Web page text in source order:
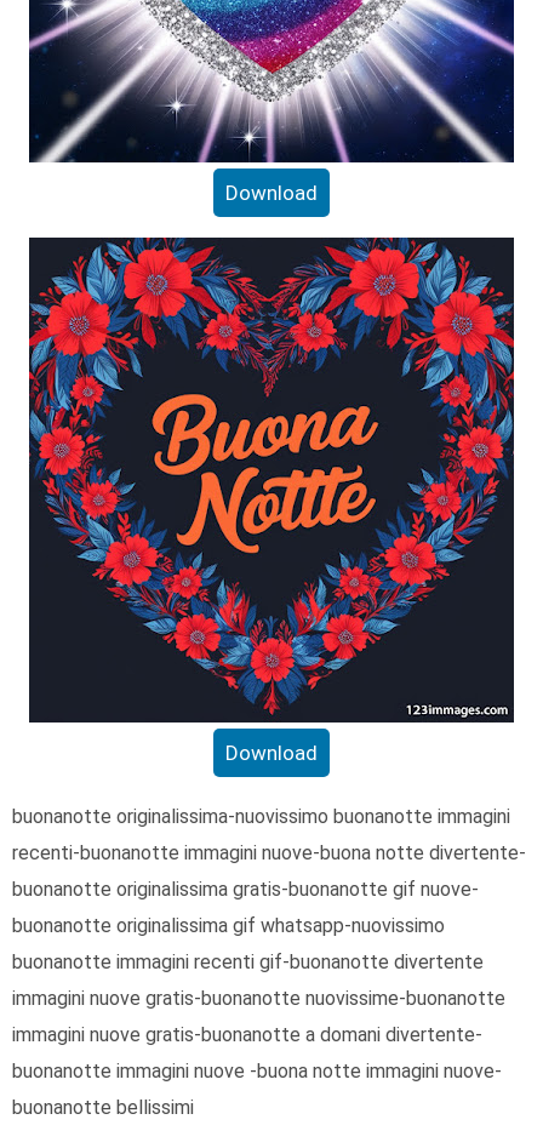
Download
Download
buonanotte originalissima-nuovissimo buonanotte immagini
recenti-buonanotte immagini nuove-buona notte divertente-
buonanotte originalissima gratis-buonanotte gif nuove-
buonanotte originalissima gif whatsapp-nuovissimo
buonanotte immagini recenti gif-buonanotte divertente
immagini nuove gratis-buonanotte nuovissime-buonanotte
immagini nuove gratis-buonanotte a domani divertente-
buonanotte immagini nuove -buona notte immagini nuove-
buonanotte bellissimi